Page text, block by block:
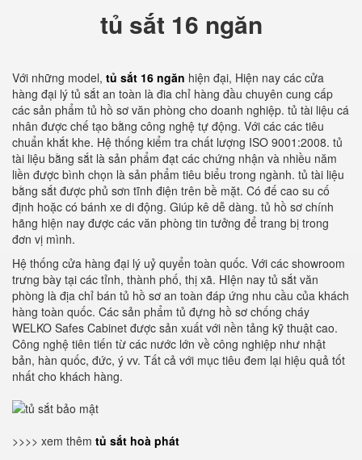
tủ sắt 16 ngăn
Với những model, tủ sắt 16 ngăn hiện đại, Hiện nay các cửa
hàng đại lý tủ sắt an toàn là đia chỉ hàng đầu chuyên cung cấp
các sản phẩm tủ hồ sơ văn phòng cho doanh nghiệp. tủ tài liệu cá
nhân được chế tạo bằng công nghệ tự động. Với các các tiêu
chuẩn khắt khe. Hệ thống kiểm tra chất lượng ISO 9001:2008. tủ
tài liệu bằng sắt là sản phẩm đạt các chứng nhận và nhiều năm
liền được bình chọn là sản phẩm tiêu biểu trong ngành. tủ tài liệu
bằng sắt được phủ sơn tĩnh điện trên bề mặt. Có đế cao su cố
định hoặc có bánh xe di động. Giúp kê dễ dàng. tủ hồ sơ chính
hãng hiện nay được các văn phòng tin tưởng để trang bị trong
đơn vị mình.
Hệ thống cửa hàng đại lý uỷ quyển toàn quốc. Với các showroom
trưng bày tại các tỉnh, thành phố, thị xã. HIện nay tủ sắt văn
phòng là địa chỉ bán tủ hồ sơ an toàn đáp ứng nhu cầu của khách
hàng toàn quốc. Các sản phẩm tủ đựng hồ sơ chống cháy
WELKO Safes Cabinet được sản xuất với nền tảng kỹ thuật cao.
Công nghệ tiên tiến từ các nước lớn về công nghiệp như nhật
bản, hàn quốc, đức, ý vv. Tất cả với mục tiêu đem lại hiệu quả tốt
nhất cho khách hàng.
>>>> xem thêm tủ sắt hoà phát